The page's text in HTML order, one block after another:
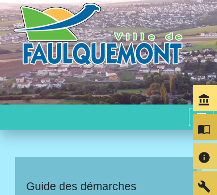
menu
Guide des démarches
account_balance
import_contacts
info
build